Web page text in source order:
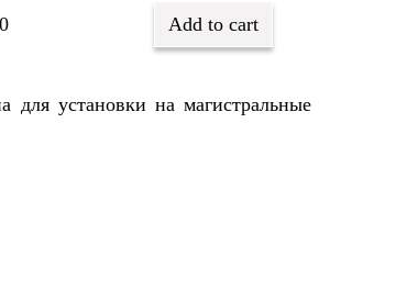
Add to cart
для установки на магистральные